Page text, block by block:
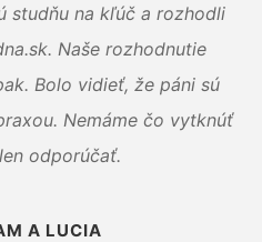
studňu na kľúč a rozhodli
Naše rozhodnutie
Bolo vidieť, že páni sú
Nemáme čo vytknúť
odporúčať.
A LUCIA